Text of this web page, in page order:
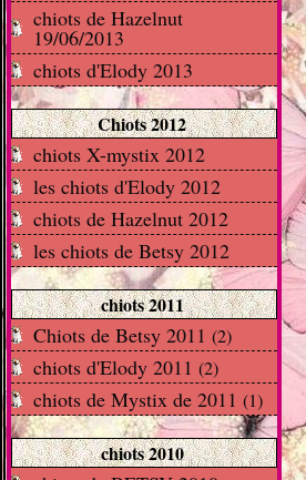
chiots de Hazelnut
19/06/2013
chiots d'Elody 2013
Chiots 2012
chiots X-mystix 2012
les chiots d'Elody 2012
chiots de Hazelnut 2012
les chiots de Betsy 2012
chiots 2011
Chiots de Betsy 2011 (2)
chiots d'Elody 2011 (2)
chiots de Mystix de 2011 (1)
chiots 2010